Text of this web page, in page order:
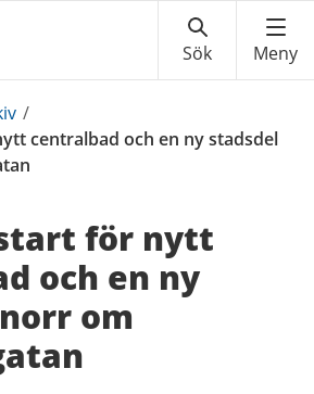
/
centralbad och en ny stadsdel
för nytt
och en ny
om